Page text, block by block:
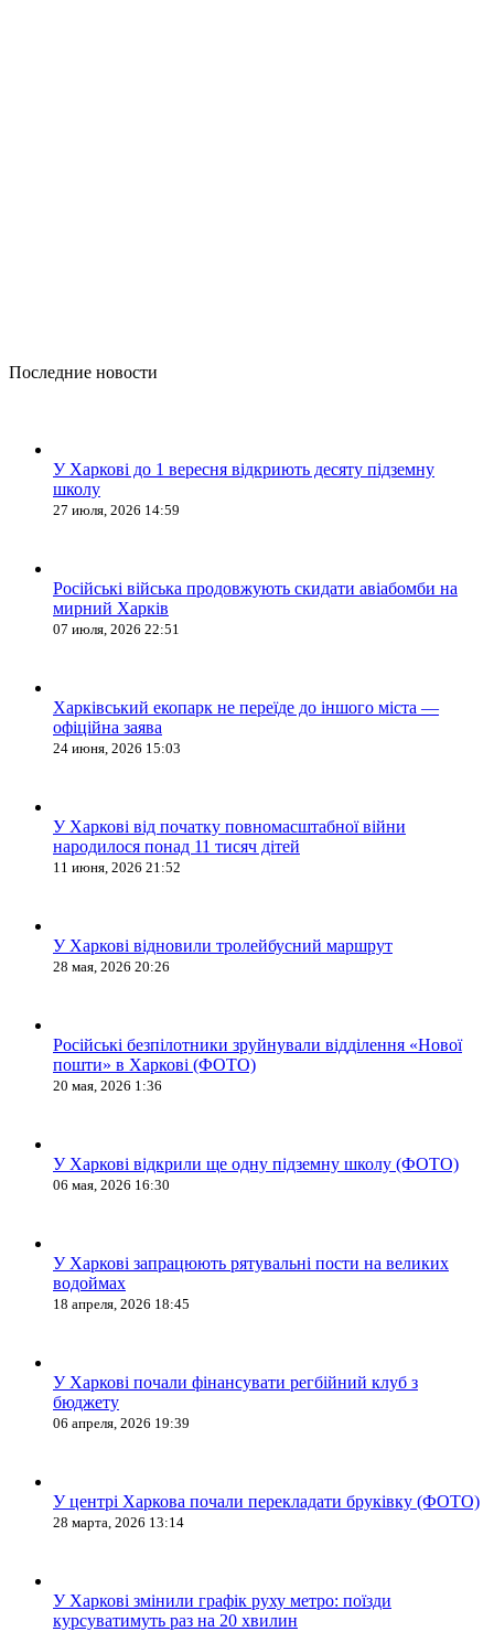
Последние новости
У Харкові до 1 вересня відкриють десяту підземну
школу
27 июля, 2026 14:59
Російські війська продовжують скидати авіабомби на
мирний Харків
07 июля, 2026 22:51
Харківський екопарк не переїде до іншого міста —
офіційна заява
24 июня, 2026 15:03
У Харкові від початку повномасштабної війни
народилося понад 11 тисяч дітей
11 июня, 2026 21:52
У Харкові відновили тролейбусний маршрут
28 мая, 2026 20:26
Російські безпілотники зруйнували відділення «Нової
пошти» в Харкові (ФОТО)
20 мая, 2026 1:36
У Харкові відкрили ще одну підземну школу (ФОТО)
06 мая, 2026 16:30
У Харкові запрацюють рятувальні пости на великих
водоймах
18 апреля, 2026 18:45
У Харкові почали фінансувати регбійний клуб з
бюджету
06 апреля, 2026 19:39
У центрі Харкова почали перекладати бруківку (ФОТО)
28 марта, 2026 13:14
У Харкові змінили графік руху метро: поїзди
курсуватимуть раз на 20 хвилин